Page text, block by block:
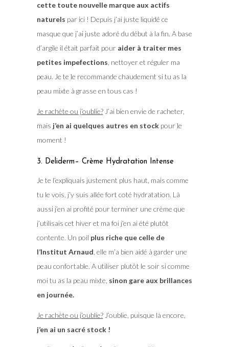
cette toute nouvelle marque aux actifs
naturels par ici ! Depuis j’ai juste liquidé ce
masque que j’ai juste adoré du début à la fin. A base
d’argile il était parfait pouraider à traiter mes
petites impefections, nettoyer et réguler ma
peau. Je te le recommande chaudement si tu as la
peau mixte à grasse en tous cas !
Je rachète ou j’oublie?J’ai bien envie de racheter,
mais j’en ai quelques autres en stockpour le
moment !
3. Deliderm– Crème Hydratation Intense
Je te l’expliquais justement plus haut, mais comme
tu le vois, j’y suis allée fort coté hydratation. Là
aussi j’en ai profité pour terminer une crème que
j’utilisais cet hiver et ma foi j’en ai été plutôt
contente. Un poil plus riche que celle de
l’Institut Arnaud, elle m’a bien aidé à garder une
peau confortable. A utiliser plutôt le soir si comme
moi tu as la peau mixte, sinon gare aux brillances
en journée.
Je rachète ou j’oublie?J’oublie, puisque là encore,
j’en ai un sacré stock !